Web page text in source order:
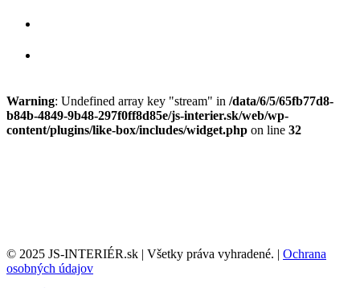
Warning: Undefined array key "stream" in /data/6/5/65fb77d8-
b84b-4849-9b48-297f0ff8d85e/js-interier.sk/web/wp-
content/plugins/like-box/includes/widget.php on line 32
© 2025 JS-INTERIÉR.sk | Všetky práva vyhradené. | Ochrana
osobných údajov